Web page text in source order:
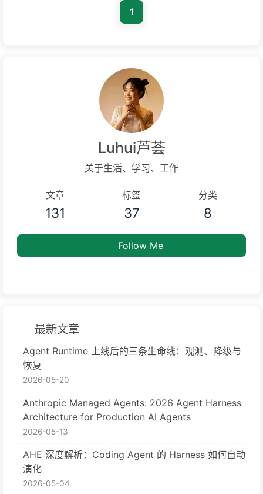
1
Luhui芦荟
关于生活、学习、工作
文章
131
标签
37
分类
8
Follow Me
最新文章
Agent Runtime 上线后的三条生命线：观测、降级与
恢复
2026-05-20
Anthropic Managed Agents: 2026 Agent Harness
Architecture for Production AI Agents
2026-05-13
AHE 深度解析：Coding Agent 的 Harness 如何自动
演化
2026-05-04